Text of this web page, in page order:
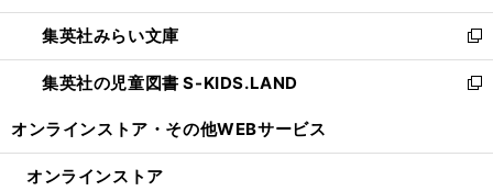
開
く
ウ
で
開
く
ン
ド
ウ
で
ウ
ィ
ン
ド
開
集英社みらい文庫
新
し
い
ン
集英社の児童図書 S-KIDS.LAND
新
ウ
オンラインストア・ その他WEBサービス
オンラインストア